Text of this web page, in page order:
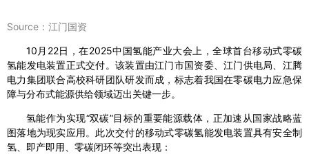
Source：江门国资
10月22日，在2025中国氢能产业大会上，全球首台移动式零碳
氢能发电装置正式交付。该装置由江门市国资委、江门供电局、江腾
电力集团联合高校科研团队研发而成，标志着我国在零碳电力应急保
障与分布式能源供给领域迈出关键一步。
氢能作为实现“双碳”目标的重要能源载体，正加速从国家战略蓝
图落地为现实应用。此次交付的移动式零碳氢能发电装置具有安全制
氢、即产即用、零碳闭环等突出表现：